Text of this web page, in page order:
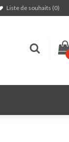
Liste de souhaits (0)